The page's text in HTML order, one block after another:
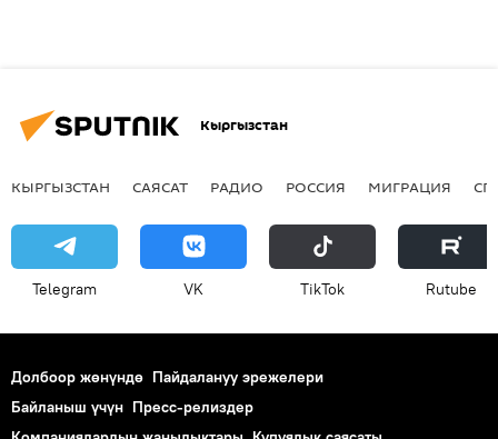
Кыргызстан
КЫРГЫЗСТАН САЯСАТ РАДИО РОССИЯ МИГРАЦИЯ
Telegram VK ТikТоk Rutube
Долбоор жөнүндө Пайдалануу эрежелери
Байланыш үчүн Пресс-релиздер